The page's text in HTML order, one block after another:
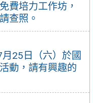
費培力工作坊，
查照。
25日（六）於國
動，請有興趣的